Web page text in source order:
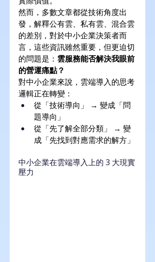
然而，多數文章都從技術角度出
發，解釋公有雲、私有雲、混合雲
的差別，對於中小企業決策者而
言，這些資訊雖然重要，但更迫切
的問題是： 雲服務能否解決我眼前
的營運痛點？
對中小企業來說，雲端導入的思考
邏輯正在轉變：
從「技術導向」 → 變成「問
題導向」
從「先了解全部分類」 → 變
成「先找到對應需求的解方」
中小企業在雲端導入上的 3 大現實
壓力